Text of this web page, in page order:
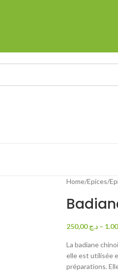
Home Epices
د.ج250,00 –
La badiane
elle est utilisée
préparations.